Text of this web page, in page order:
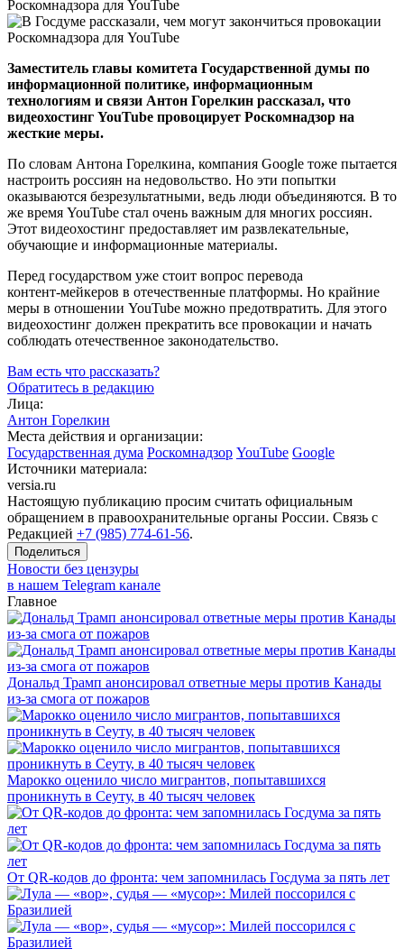
Заместитель главы комитета Государственной думы по
информационной политике, информационным
технологиям и связи Антон Горелкин рассказал, что
видеохостинг YouTube провоцирует Роскомнадзор на
жесткие меры.
По словам Антона Горелкина, компания Google тоже пытается
настроить россиян на недовольство. Но эти попытки
оказываются безрезультатными, ведь люди объединяются. В то
же время YouTube стал очень важным для многих россиян.
Этот видеохостинг предоставляет им развлекательные,
обучающие и информационные материалы.
Перед государством уже стоит вопрос перевода
контент-мейкеров в отечественные платформы. Но крайние
меры в отношении YouTube можно предотвратить. Для этого
видеохостинг должен прекратить все провокации и начать
соблюдать отечественное законодательство.
Вам есть что рассказать?
Обратитесь в редакцию
Лица:
Антон Горелкин
Места действия и организации:
Государственная дума Роскомнадзор YouTube Google
Источники материала:
versia.ru
Настоящую публикацию просим считать официальным
обращением в правоохранительные органы России. Связь с
Редакцией +7 (985) 774-61-56.
Поделиться
Новости без цензуры
в нашем Telegram канале
Главное
Дональд Трамп анонсировал ответные меры против Канады
из-за смога от пожаров
Марокко оценило число мигрантов, попытавшихся
проникнуть в Сеуту, в 40 тысяч человек
От QR-кодов до фронта: чем запомнилась Госдума за пять лет